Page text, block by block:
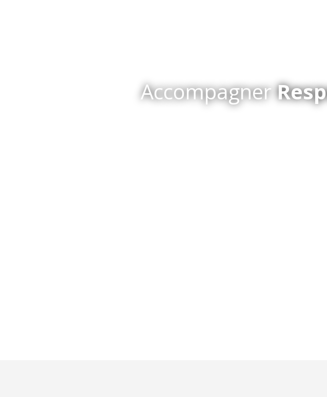
Accompagner